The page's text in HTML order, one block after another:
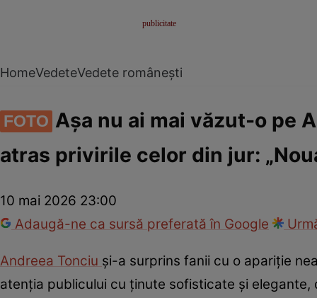
HomeVedeteVedete românești
FOTO Așa nu ai mai văzut-o pe
atras privirile celor din jur:
10 mai 2026 23:00
Adaugă-ne ca sursă preferată în Google
Andreea Tonciu și-a surprins fanii cu o apariție
atenția publicului cu ținute sofisticate și